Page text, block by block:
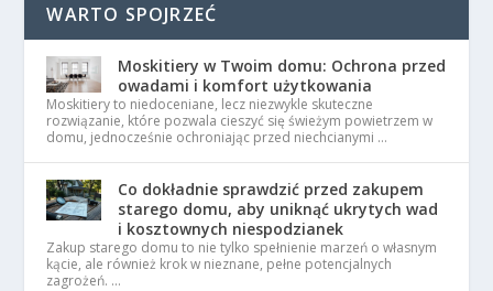
WARTO SPOJRZEĆ
Moskitiery w Twoim domu: Ochrona przed
owadami i komfort użytkowania
Moskitiery to niedoceniane, lecz niezwykle skuteczne
rozwiązanie, które pozwala cieszyć się świeżym powietrzem w
domu, jednocześnie ochroniając przed niechcianymi …
Co dokładnie sprawdzić przed zakupem
starego domu, aby uniknąć ukrytych wad
i kosztownych niespodzianek
Zakup starego domu to nie tylko spełnienie marzeń o własnym
kącie, ale również krok w nieznane, pełne potencjalnych
zagrożeń. …